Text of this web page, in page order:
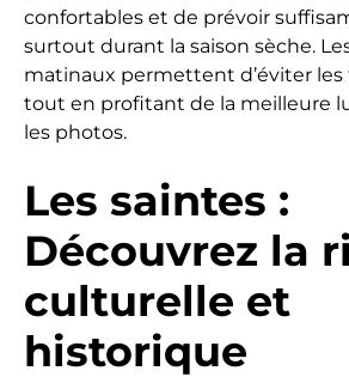
confortables et de prévoir
surtout durant la saison sèche.
matinaux permettent d’éviter les
tout en profitant de la meilleure
les photos.
Les saintes :
Découvrez la
culturelle et
historique